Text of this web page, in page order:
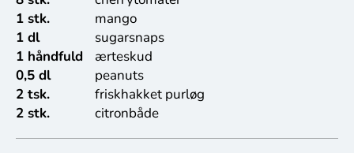
1 stk.
mango
1 dl
sugarsnaps
1 håndfuld
ærteskud
0,5 dl
peanuts
2 tsk.
friskhakket purløg
2 stk.
citronbåde